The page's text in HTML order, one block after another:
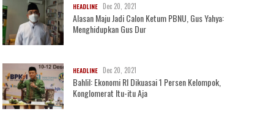
HEADLINE Dec 20, 2021
Alasan Maju Jadi Calon Ketum PBNU, Gus Yahya:
Menghidupkan Gus Dur
HEADLINE Dec 20, 2021
Bahlil: Ekonomi RI Dikuasai 1 Persen Kelompok,
Konglomerat Itu-itu Aja